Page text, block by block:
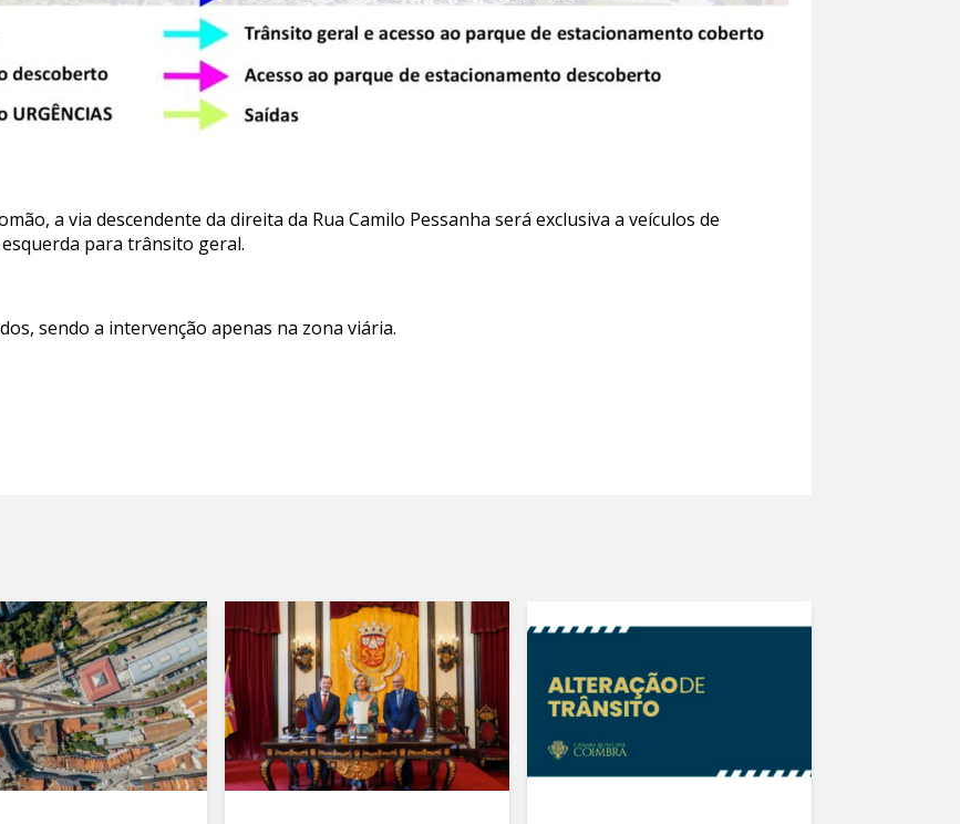
a via descendente da direita da Rua Camilo Pessanha será exclusiva a veículos de
para trânsito geral.
sendo a intervenção apenas na zona viária.